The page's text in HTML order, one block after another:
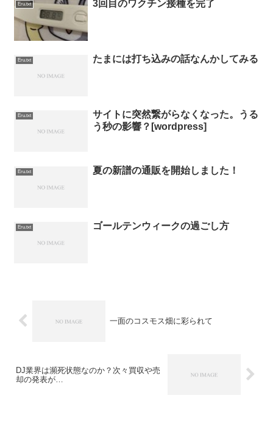
Eru.txt 3回目のワクチン接種を完了
Eru.txt たまには打ち込みの話なんかしてみる
Eru.txt
サイトに突然繋がらなくなった。うる
う秒の影響？[wordpress]
Eru.txt 夏の新譜の通販を開始しました！
Eru.txt ゴールテンウィークの過ごし方
一面のコスモス畑に彩られて
DJ業界は瀕死状態なのか？次々買収や売
却の発表が…